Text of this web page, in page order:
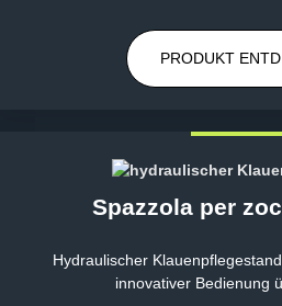
PRODUKT
Spazzola per
Hydraulischer
innovativer Bedienung